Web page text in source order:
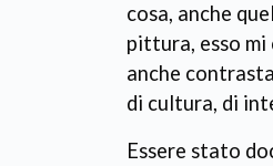
cosa, anche
pittura, esso mi
anche
di cultura, di
Essere stato